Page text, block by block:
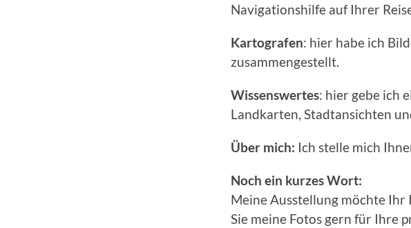
Navigationshilfe auf Ihrer
Kartografen: hier habe ich
zusammengestellt.
Wissenswertes: hier gebe ich
Landkarten, Stadtansichten
Über mich: Ich stelle mich
Noch ein kurzes Wort:
Meine Ausstellung möchte Ihr
Sie meine Fotos gern für Ihre